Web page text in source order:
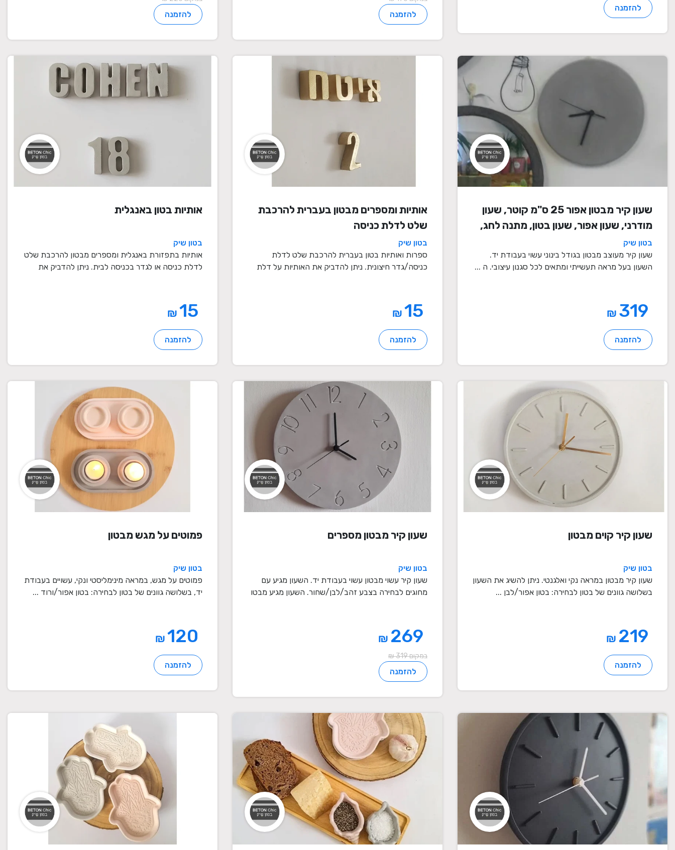
להזמנה
להזמנה להזמנה
שעון קיר מבטון אפור 25 ס"מ קוטר, שעון
מודרני, שעון אפור, שעון בטון, מתנה לחג,
שעון מעוצב, שעון מיוחד, שעון תעשייתי,
שעון לסלון, שעון קיר
בטון שיק
שעון קיר מעוצב מבטון בגודל בינוני עשוי בעבודת יד.
השעון בעל מראה תעשייתי ומתאים לכל סגנון עיצובי. ה ...
₪
להזמנה
אותיות ומספרים מבטון בעברית להרכבת
שלט לדלת כניסה
בטון שיק
ספרות ואותיות בטון בעברית להרכבת שלט לדלת
כניסה/גדר חיצונית. ניתן להדביק את האותיות על דלת
₪
להזמנה
אותיות בטון באנגלית
בטון שיק
אותיות בתפזורת באנגלית ומספרים מבטון להרכבת שלט
לדלת כניסה או לגדר בכניסה לבית. ניתן להדביק את
₪
להזמנה
שעון קיר קוים מבטון
בטון שיק
שעון קיר מבטון במראה נקי ואלגנטי. ניתן להשיג את השעון
בשלושה גוונים של בטון לבחירה: בטון אפור/לבן ...
₪
להזמנה
שעון קיר מבטון מספרים
בטון שיק
שעון קיר עשוי מבטון עשוי בעבודת יד. השעון מגיע עם
מחוגים לבחירה בצבע זהב/לבן/שחור. השעון מגיע מבטו
₪
במקום 319 ₪
להזמנה
פמוטים על מגש מבטון
בטון שיק
פמוטים על מגש, במראה מינימליסטי ונקי, עשויים בעבודת
יד, בשלושה גוונים של בטון לבחירה: בטון אפור/ורוד ...
₪
להזמנה